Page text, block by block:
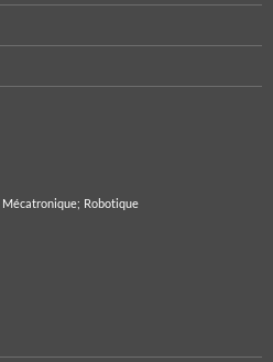
Mécatronique; Robotique